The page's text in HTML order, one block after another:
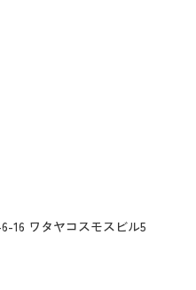
16 ワタヤコスモスビル5